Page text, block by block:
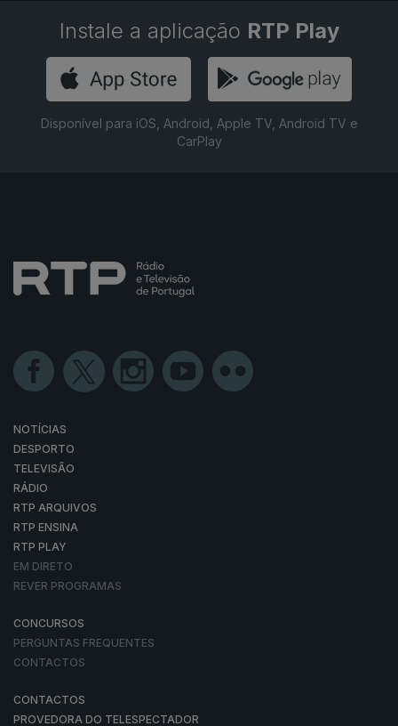
Instale a aplicação RTP Play
Disponível para iOS, Android, Apple TV, Android TV e
CarPlay
NOTÍCIAS
DESPORTO
TELEVISÃO
RÁDIO
RTP ARQUIVOS
RTP ENSINA
RTP PLAY
EM DIRETO
REVER PROGRAMAS
CONCURSOS
PERGUNTAS FREQUENTES
CONTACTOS
CONTACTOS
PROVEDORA DO TELESPECTADOR